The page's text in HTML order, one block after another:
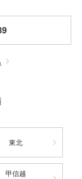
東北
甲信越